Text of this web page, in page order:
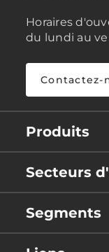
Horaires
du lundi au
Contactez-
Produits
Secteurs
Segments